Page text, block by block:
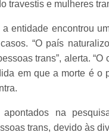
travestis e mulheres
entidade encontrou
“O país
trans”, alerta.
em que a morte é
na
trans, devido às